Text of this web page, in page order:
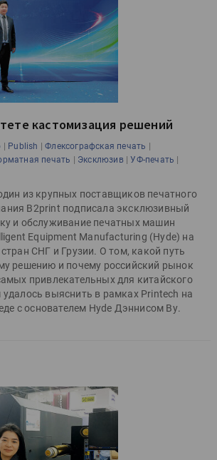
кастомизация решений
| Publish |Флексографская печать |
печать | Эксклюзив |УФ-печать |
из крупных поставщиков печатного
B2print подписала эксклюзивный
и обслуживание печатных машин
Equipment Manufacturing (Hyde) на
СНГ и Грузии. О том, какой путь
решению и почему российский рынок
привлекательных для китайского
удалось выяснить в рамках Printech на
с основателем Hyde Дэннисом Ву.